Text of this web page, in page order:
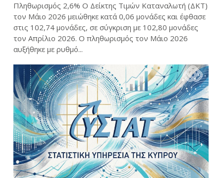
Πληθωρισμός 2,6% Ο Δείκτης Τιμών Καταναλωτή (ΔΚΤ)
τον Μάιο 2026 μειώθηκε κατά 0,06 μονάδες και έφθασε
στις 102,74 μονάδες, σε σύγκριση με 102,80 μονάδες
τον Απρίλιο 2026. Ο πληθωρισμός τον Μάιο 2026
αυξήθηκε με ρυθμό...